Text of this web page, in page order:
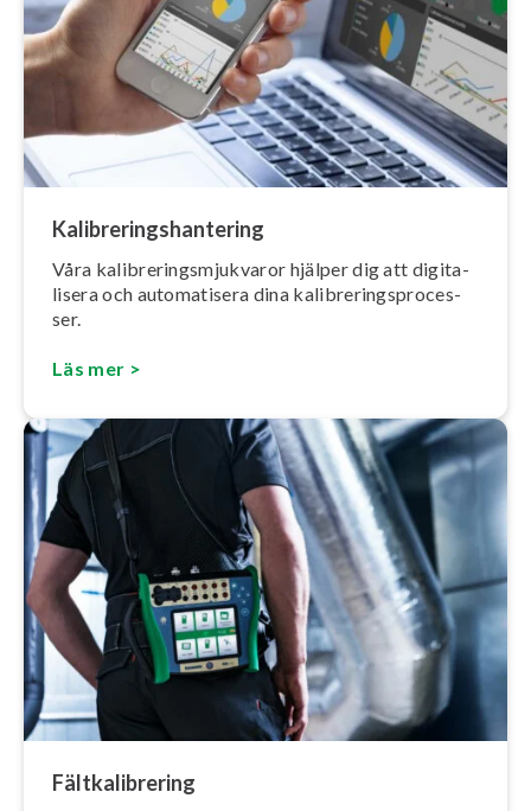
Ka­libre­rings­han­te­ring
Våra ka­libre­rings­mjuk­va­ror hjälper dig att di­gi­ta­
li­se­ra och au­to­ma­ti­se­ra dina ka­libre­rings­pro­ces­
ser.
Läs mer >
Fält­ka­libre­ring